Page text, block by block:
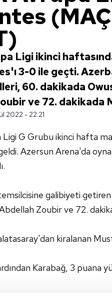
Ligi ikinci
3-0 ile geçti.
60. dakikada
ve 72. dakikada
2022 - 22:21
Ligi G Grubu ikinci hafta
Azersun Arena'da
galibiyeti
Zoubir ve 72.
kiralanan
Karabağ, 3 puana
haftasında Karabağ,